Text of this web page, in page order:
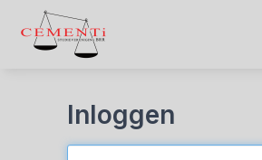
Inloggen